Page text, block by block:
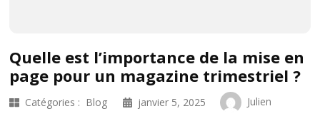
Quelle est l’importance de la mise en
page pour un magazine trimestriel ?
Catégories : Blog janvier 5, 2025 Julien